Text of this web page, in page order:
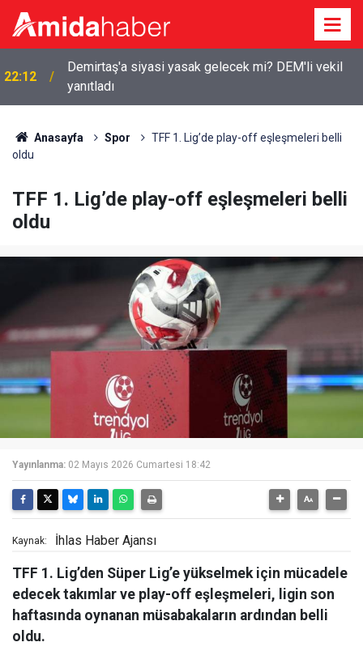
22:12
Demirtaş'a siyasi yasak gelecek mi? DEM'li vekil
yanıtladı
Anasayfa Spor
TFF 1. Lig’de play-off eşleşmeleri belli
oldu
TFF 1. Lig’de play-off eşleşmeleri belli
oldu
Yayınlanma: 02 Mayıs 2026 Cumartesi 18:42
Kaynak: İhlas Haber Ajansı
TFF 1. Lig’den Süper Lig’e yükselmek için mücadele
edecek takımlar ve play-off eşleşmeleri, ligin son
haftasında oynanan müsabakaların ardından belli
oldu.